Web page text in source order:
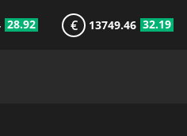
28.92 € 13749.46 32.19